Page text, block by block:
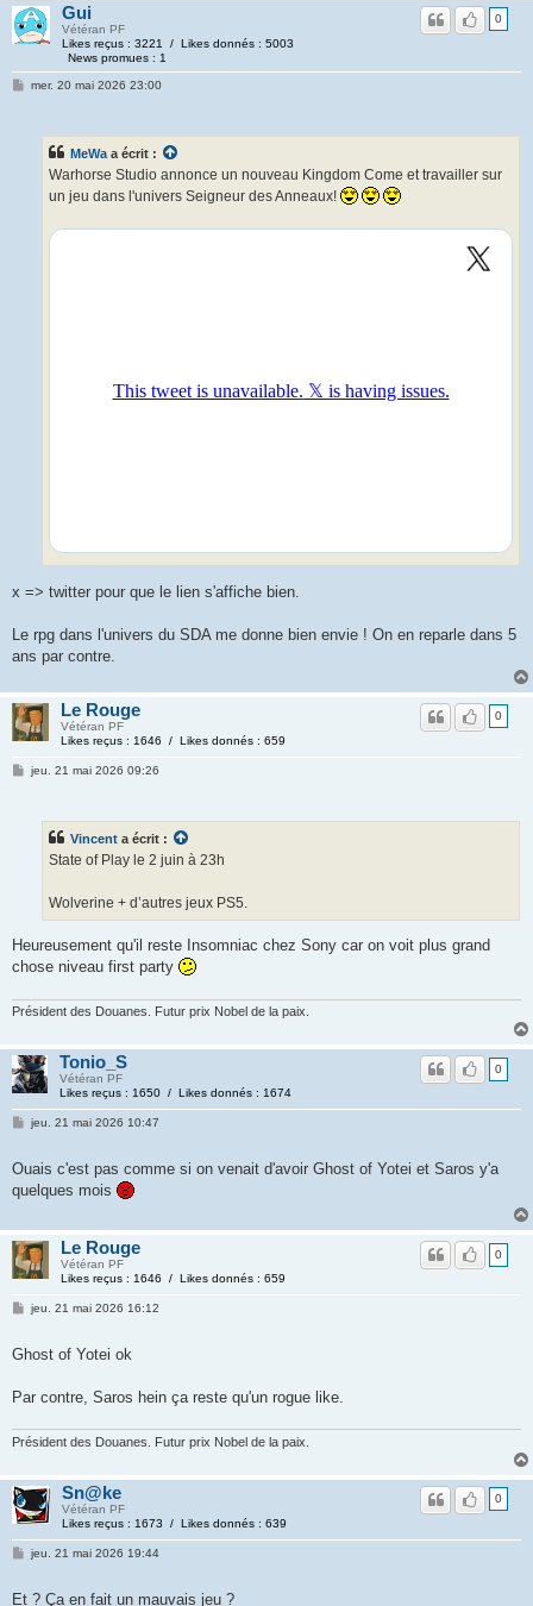
Gui
Vétéran PF
Likes reçus : 3221 / Likes donnés : 5003
News promues : 1
0
mer. 20 mai 2026 23:00
MeWa a écrit :
Warhorse Studio annonce un nouveau Kingdom Come et travailler sur
un jeu dans l'univers Seigneur des Anneaux!
x => twitter pour que le lien s'affiche bien.
Le rpg dans l'univers du SDA me donne bien envie ! On en reparle dans 5
ans par contre.
Le Rouge
Vétéran PF
Likes reçus : 1646 / Likes donnés : 659
0
jeu. 21 mai 2026 09:26
Vincent a écrit :
State of Play le 2 juin à 23h
Wolverine + d’autres jeux PS5.
Heureusement qu'il reste Insomniac chez Sony car on voit plus grand
chose niveau first party
Président des Douanes. Futur prix Nobel de la paix.
Tonio_S
Vétéran PF
Likes reçus : 1650 / Likes donnés : 1674
0
jeu. 21 mai 2026 10:47
Ouais c'est pas comme si on venait d'avoir Ghost of Yotei et Saros y'a
quelques mois
Le Rouge
Vétéran PF
Likes reçus : 1646 / Likes donnés : 659
0
jeu. 21 mai 2026 16:12
Ghost of Yotei ok
Par contre, Saros hein ça reste qu'un rogue like.
Président des Douanes. Futur prix Nobel de la paix.
Sn@ke
Vétéran PF
Likes reçus : 1673 / Likes donnés : 639
0
jeu. 21 mai 2026 19:44
Et ? Ça en fait un mauvais jeu ?